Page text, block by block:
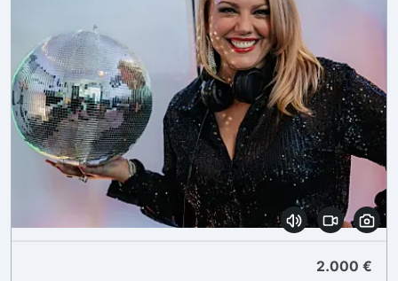
2.000 €